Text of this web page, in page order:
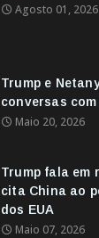
Agosto 01, 2026
Trump e
conversas
Maio 20, 2026
Trump fala em
cita China ao
dos EUA
Maio 07, 2026